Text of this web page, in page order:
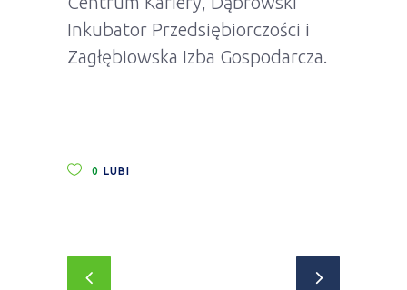
Inkubator Przedsiębiorczości i
Zagłębiowska Izba Gospodarcza.
0 LUBI